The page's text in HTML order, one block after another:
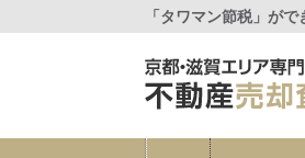
「タワマン節税」が